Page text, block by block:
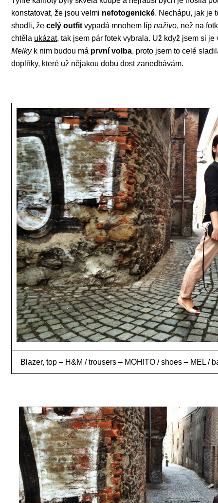
konstatovat, že jsou velmi nefotogenické. Nechápu, jak je
shodli, že celý outfit vypadá mnohem líp naživo, než na
chtěla ukázat, tak jsem pár fotek vybrala. Už když jsem si je
Melky k nim budou má první volba, proto jsem to celé
doplňky, které už nějakou dobu dost zanedbávám.
Blazer, top – H&M / trousers – MOHITO / shoes – MEL /